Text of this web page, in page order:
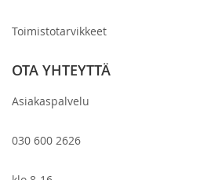
Toimistotarvikkeet
OTA YHTEYTTÄ
Asiakaspalvelu
030 600 2626